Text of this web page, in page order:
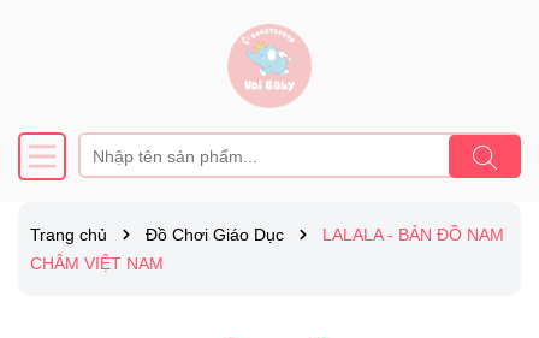
Trang chủ Đồ Chơi Giáo Dục
LALALA - BẢN ĐỒ NAM
CHÂM VIỆT NAM